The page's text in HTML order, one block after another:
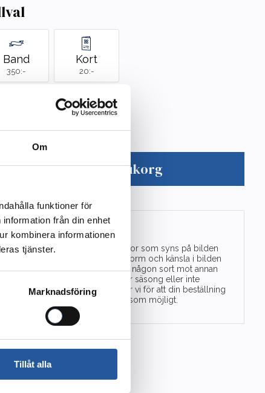
Om
funktioner för
från din enhet
kombinera informationen
tjänster.
Marknadsföring
Tillåt alla
Band
350:-
Kort
20:-
kr
Lägg i varukorg
Blommor är vackra!
Men ibland finns inte alla blommor som syns på bilden
att tillgå. Vi utgår alltid från färg, form och känsla i bilden
du valt. Ibland behöver vi byta ut någon sort mot annan
likvärdig. Blomman kanske inte är säsong eller inte
tillräckligt fin för dagen. Detta gör vi för att din beställning
ska bli så välarbetad och vacker som möjligt.